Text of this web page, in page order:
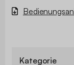
Kategorie